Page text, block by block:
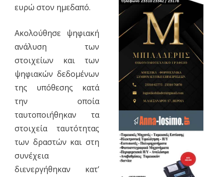
ευρώ στον ημεδαπό.
Ακολούθησε ψηφιακή
ανάλυση των
στοιχείων και των
ψηφιακών δεδομένων
της υπόθεσης κατά
την οποία
ταυτοποιήθηκαν τα
στοιχεία ταυτότητας
των δραστών και στη
συνέχεια
διενεργήθηκαν κατ’